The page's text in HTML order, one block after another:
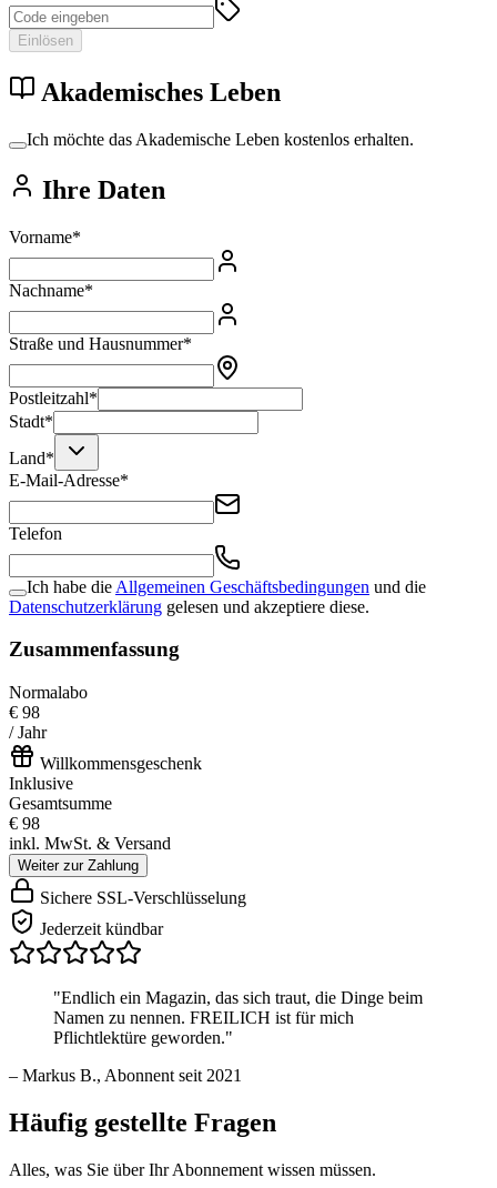
Einlösen
Akademisches Leben
Ich möchte das Akademische Leben kostenlos erhalten.
Ihre Daten
Vorname*
Nachname*
Straße und Hausnummer*
Postleitzahl*
Stadt*
Land*
E-Mail-Adresse*
Telefon
Ich habe die Allgemeinen Geschäftsbedingungen und die
Datenschutzerklärung gelesen und akzeptiere diese.
Zusammenfassung
Normalabo
€ 98
/ Jahr
Willkommensgeschenk
Inklusive
Gesamtsumme
€ 98
inkl. MwSt. & Versand
Weiter zur Zahlung
Sichere SSL-Verschlüsselung
Jederzeit kündbar
"Endlich ein Magazin, das sich traut, die Dinge beim
Namen zu nennen. FREILICH ist für mich
Pflichtlektüre geworden."
– Markus B., Abonnent seit 2021
Häufig gestellte Fragen
Alles, was Sie über Ihr Abonnement wissen müssen.